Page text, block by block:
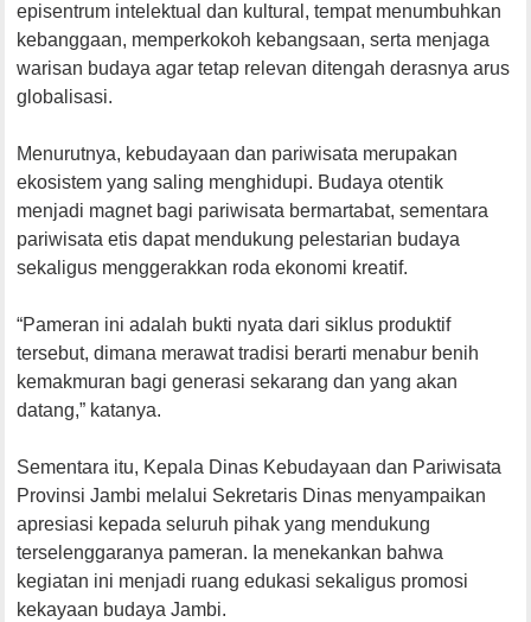
episentrum intelektual dan kultural, tempat menumbuhkan
kebanggaan, memperkokoh kebangsaan, serta menjaga
warisan budaya agar tetap relevan ditengah derasnya arus
globalisasi.
Menurutnya, kebudayaan dan pariwisata merupakan
ekosistem yang saling menghidupi. Budaya otentik
menjadi magnet bagi pariwisata bermartabat, sementara
pariwisata etis dapat mendukung pelestarian budaya
sekaligus menggerakkan roda ekonomi kreatif.
“Pameran ini adalah bukti nyata dari siklus produktif
tersebut, dimana merawat tradisi berarti menabur benih
kemakmuran bagi generasi sekarang dan yang akan
datang,” katanya.
Sementara itu, Kepala Dinas Kebudayaan dan Pariwisata
Provinsi Jambi melalui Sekretaris Dinas menyampaikan
apresiasi kepada seluruh pihak yang mendukung
terselenggaranya pameran. Ia menekankan bahwa
kegiatan ini menjadi ruang edukasi sekaligus promosi
kekayaan budaya Jambi.